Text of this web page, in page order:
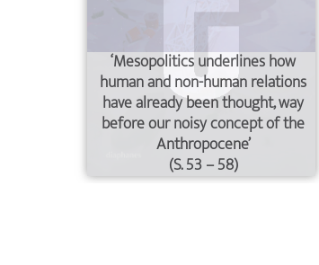
‘Mesopolitics underlines how
human and non-human relations
have already been thought, way
before our noisy concept of the
Anthropocene’
(S. 53 – 58)